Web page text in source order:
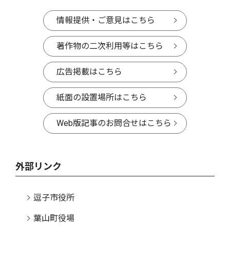
情報提供・ご意見はこちら
著作物の二次利用等はこちら
広告掲載はこちら
紙面の設置場所はこちら
Web版記事のお問合せはこちら
外部リンク
逗子市役所
葉山町役場